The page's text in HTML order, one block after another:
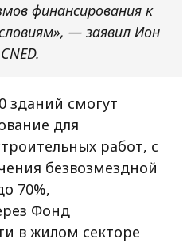
финансирования к
— заявил Ион
зданий смогут
для
работ, с
безвозмездной
70%,
Фонд
в жилом секторе